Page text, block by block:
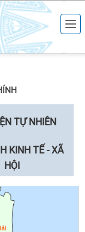
TỰ NHIÊN
KINH TẾ - XÃ
HỘI